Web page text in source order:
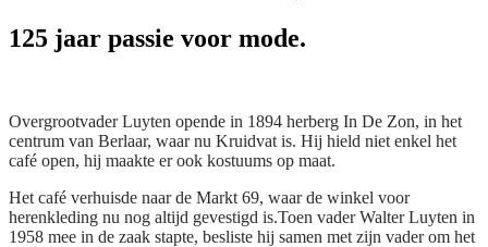
125 jaar passie voor mode.
Overgrootvader Luyten opende in 1894 herberg In De Zon, in het
centrum van Berlaar, waar nu Kruidvat is. Hij hield niet enkel het
café open, hij maakte er ook kostuums op maat.
Het café verhuisde naar de Markt 69, waar de winkel voor
herenkleding nu nog altijd gevestigd is.Toen vader Walter Luyten in
1958 mee in de zaak stapte, besliste hij samen met zijn vader om het